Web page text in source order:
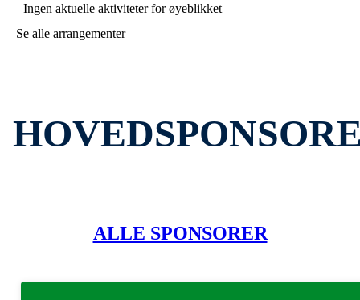
Ingen aktuelle aktiviteter for øyeblikket
Se alle arrangementer
ALLE SPONSORER